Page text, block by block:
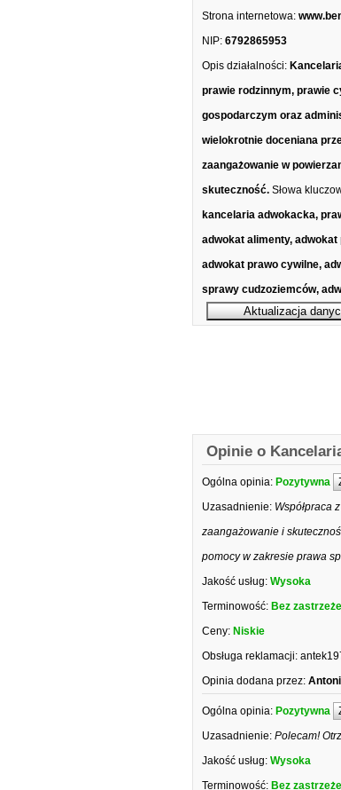
Strona internetowa:
NIP: 6792865953
Opis działalności:
prawie rodzinnym, prawie
gospodarczym oraz
wielokrotnie doceniana
zaangażowanie w
skuteczność. Słowa
kancelaria adwokacka,
adwokat alimenty, adwokat
adwokat prawo cywilne,
sprawy cudzoziemców,
Opinie o
Ogólna opinia: Pozytywna
Uzasadnienie: Współpraca
zaangażowanie i
pomocy w zakresie prawa
Jakość usług: Wysoka
Terminowość: Bez
Ceny: Niskie
Obsługa reklamacji:
Opinia dodana przez: Antoni
Ogólna opinia: Pozytywna
Uzasadnienie: Polecam!
Jakość usług: Wysoka
Terminowość: Bez